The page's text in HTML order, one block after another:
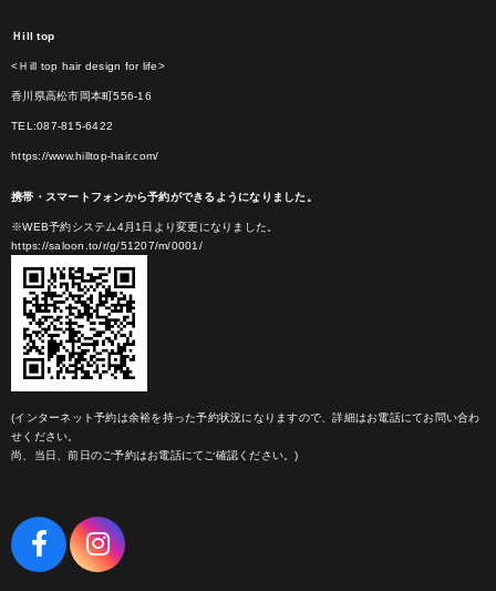
Ｈill top
<Ｈill top hair design for life>
香川県高松市岡本町556-16
TEL:087-815-6422
https://www.hilltop-hair.com/
携帯・スマートフォンから予約ができるようになりました。
※WEB予約システム4月1日より変更になりました。
https://saloon.to/r/g/51207/m/0001/
(インターネット予約は余裕を持った予約状況になりますので、詳細はお電話にてお問い合わ
せください。
尚、当日、前日のご予約はお電話にてご確認ください。)